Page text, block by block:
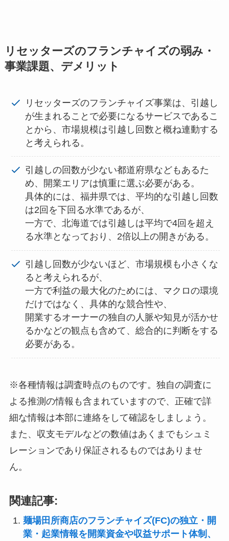
リセッターズのフランチャイズの弱み・
事業課題、デメリット
リセッターズのフランチャイズ事業は、引越し
が生まれることで必要になるサービスであるこ
とから、市場規模は引越し回数と概ね連動する
と考えられる。
引越しの回数が少ない都道府県などもあるた
め、開業エリアは慎重に選ぶ必要がある。
具体的には、福井県では、平均的な引越し回数
は2回を下回る水準であるが、
一方で、北海道では引越しは平均で4回を超え
る水準となっており、2倍以上の開きがある。
引越し回数が少ないほど、市場規模も小さくな
ると考えられるが、
一方で利益の最大化のためには、マクロの環境
だけではなく、具体的な競合性や、
開業するオーナーの独自の人脈や知見が活かせ
るかなどの観点も含めて、総合的に判断をする
必要がある。
※各種情報は調査時点のものです。独自の調査に
よる推測の情報も含まれていますので、正確で詳
細な情報は本部に連絡をして確認をしましょう。
また、収支モデルなどの数値はあくまでもシュミ
レーションであり保証されるものではありませ
ん。
関連記事:
麺場田所商店のフランチャイズ(FC)の独立・開
業・起業情報を開業資金や収益サポート体制、